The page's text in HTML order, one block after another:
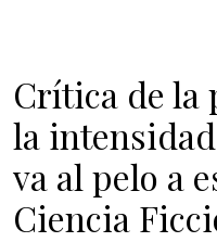
Crítica de la
la
va al pelo a
Ciencia